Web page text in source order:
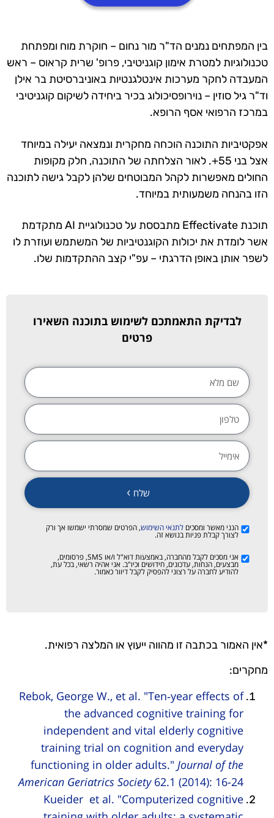
בין המפתחים נמנים הד"ר מור נחום – חוקרת מוח ומפתחת
טכנולוגיות למטרת אימון קוגניטיבי, פרופ' שרית קראוס – ראש
המעבדה לחקר מערכות אינטלגנטיות באוניברסיטת בר אילן
וד"ר גיל סוזין – נוירופסיכולוג בכיר ביחידה לשיקום קוגניטיבי
במרכז הרפואי אסף הרופא.
אפקטיביות התוכנה הוכחה מחקרית ונמצאה יעילה במיוחד
אצל בני 55+. לאור הצלחתה של התוכנה, חלק מקופות
החולים מאפשרות לקהל המבוטחים שלהן לקבל גישה לתוכנה
הזו בהנחה משמעותית במיוחד.
תוכנת Effectivate מתבססת על טכנולוגיית AI מתקדמת
אשר לומדת את יכולות הקוגנטיביות של המשתמש ועוזרת לו
לשפר אותן באופן הדרגתי – עפ"י קצב ההתקדמות שלו.
לבדיקת התאמתכם לשימוש בתוכנה השאירו
פרטים
הנני מאשר ומסכיםלתנאי השימוש, הפרטים שמסרתי ישמשו אך ורק
לצורך קבלת פניות בנושא זה.
אני מסכים לקבל מהחברה, באמצעות דוא"ל ו/או SMS, פרסומים,
מבצעים, הנחות, עדכונים, חידושים וכיו"ב. אני אהיה רשאי, בכל עת,
להודיע לחברה על רצוני להפסיק לקבל דיוור כאמור.
שלח
*אין האמור בכתבה זו מהווה ייעוץ או המלצה רפואית.
מחקרים:
Rebok, George W., et al. "Ten‐year effects of
the advanced cognitive training for
independent and vital elderly cognitive
training trial on cognition and everyday
functioning in older adults." Journal of the
American Geriatrics Society62.1 (2014): 16-24
Kueider et al. "Computerized cognitive